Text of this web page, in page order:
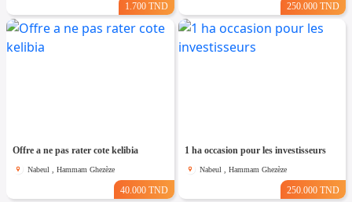
1.700 TND 250.000 TND
Offre a ne pas rater cote kelibia
Nabeul , Hammam Ghezèze
40.000 TND
1 ha occasion pour les investisseurs
Nabeul , Hammam Ghezèze
250.000 TND